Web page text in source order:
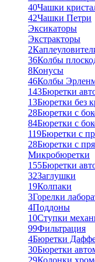
40Чашки
42Чашки Петри
Эксикаторы
Экстракторы
2
36Колбы
8Конусы
46Колбы
143Бюретки
13Бюретки без
28Бюретки с
84Бюретки с
119Бюретки с
28Бюретки с
Микробюретки
155Бюретки
32Заглушки
19Колпаки
3Горелки
4Поддоны
10Ступки
99Фильтрация
4Бюретки
30Бюретки
29Колонки